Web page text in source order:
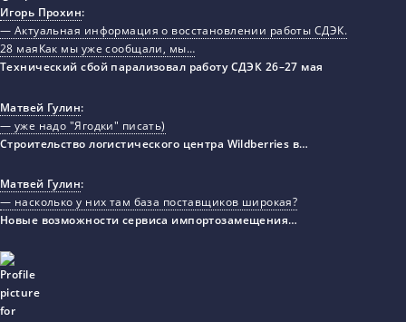
Игорь Прохин:
— Актуальная информация о восстановлении работы СДЭК.
28 маяКак мы уже сообщали, мы…
Технический сбой парализовал работу СДЭК 26–27 мая
Матвей Гулин:
— уже надо "Ягодки" писать)
Строительство логистического центра Wildberries в…
Матвей Гулин:
— насколько у них там база поставщиков широкая?
Новые возможности сервиса импортозамещения…